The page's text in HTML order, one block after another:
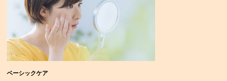
ベーシックケア